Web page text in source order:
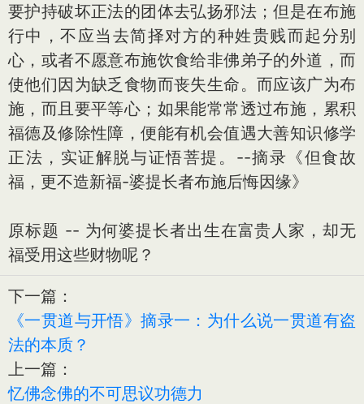
要护持破坏正法的团体去弘扬邪法；但是在布施
行中，不应当去简择对方的种姓贵贱而起分别
心，或者不愿意布施饮食给非佛弟子的外道，而
使他们因为缺乏食物而丧失生命。而应该广为布
施，而且要平等心；如果能常常透过布施，累积
福德及修除性障，便能有机会值遇大善知识修学
正法，实证解脱与证悟菩提。--摘录《但食故
福，更不造新福-婆提长者布施后悔因缘》
原标题 -- 为何婆提长者出生在富贵人家，却无
福受用这些财物呢？
下一篇：
《一贯道与开悟》摘录一：为什么说一贯道有盗
法的本质？
上一篇：
忆佛念佛的不可思议功德力